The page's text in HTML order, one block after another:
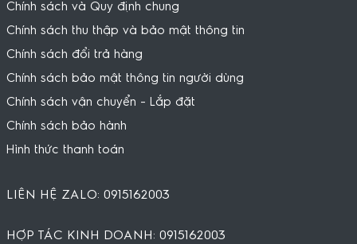
Chính sách và Quy định chung
Chính sách thu thập và bảo mật thông tin
Chính sách đổi trả hàng
Chính sách bảo mật thông tin người dùng
Chính sách vận chuyển - Lắp đặt
Chính sách bảo hành
Hình thức thanh toán
LIÊN HỆ ZALO: 0915162003
HỢP TÁC KINH DOANH: 0915162003